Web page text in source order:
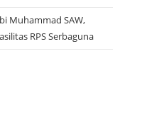
Muhammad SAW,
RPS Serbaguna